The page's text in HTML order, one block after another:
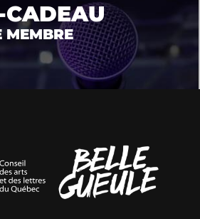
CADEAU
MEMBRE